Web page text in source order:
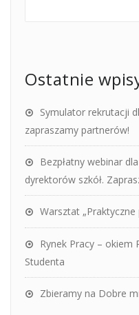
Ostatnie
Symulator rekrutacji
zapraszamy partnerów!
Bezpłatny webinar
dyrektorów szkół.
Warsztat
Rynek Pracy – okiem
Studenta
Zbieramy na Dobre